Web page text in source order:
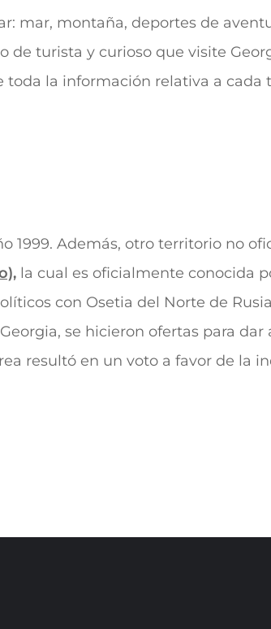
mar, montaña, deportes de
de turista y curioso que visite
toda la información relativa a cada
1999. Además, otro territorio no
, la cual es oficialmente conocida
con Osetia del Norte de
se hicieron ofertas para dar
resultó en un voto a favor de la